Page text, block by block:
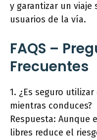
y garantizar un viaje
usuarios de la vía.
FAQS –
Frecuentes
1. ¿Es seguro
mientras conduces?
Respuesta: Aunque
libres reduce el